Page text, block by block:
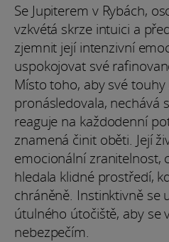
Se Jupiterem v Rybách,
vzkvétá skrze intuici a
zjemnit její intenzivní
uspokojovat své
Místo toho, aby své
pronásledovala, nechává
reaguje na každodenní
znamená činit oběti. Její
emocionální zranitelnost,
hledala klidné prostředí,
chráněně. Instinktivně se
útulného útočiště, aby se
nebezpečím.